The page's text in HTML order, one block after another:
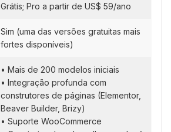
Grátis; Pro a partir de US$ 59/ano
Sim (uma das versões gratuitas mais
fortes disponíveis)
• Mais de 200 modelos iniciais
• Integração profunda com
construtores de páginas (Elementor,
Beaver Builder, Brizy)
• Suporte WooCommerce